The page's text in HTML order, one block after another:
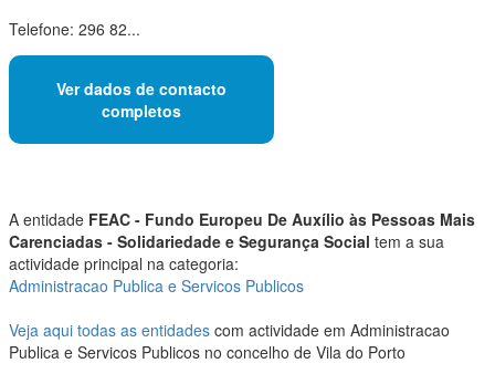
Telefone: 296 82...
Ver dados de contacto
completos
A entidade FEAC - Fundo Europeu De Auxílio às Pessoas Mais
Carenciadas - Solidariedade e Segurança Social tem a sua
actividade principal na categoria:
Administracao Publica e Servicos Publicos
Veja aqui todas as entidades com actividade em Administracao
Publica e Servicos Publicos no concelho de Vila do Porto